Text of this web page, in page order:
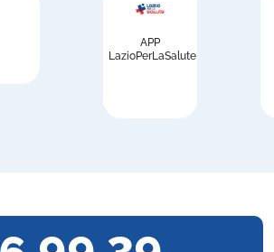
APP
LazioPerLaSalute